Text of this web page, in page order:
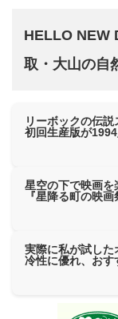
HELLO NEW
取・大山の自
リーボックの伝説
初回生産版が
星空の下で映画を
『星降る町の映
実際に私が試した
冷性に優れ、おす